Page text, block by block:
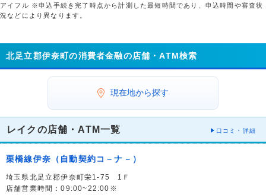
アイフル ※申込手続き完了時点から計測した最短時間であり、申込時間や審査状
況などにより異なります。
北足立郡伊奈町の消費者金融の店舗・ATM検索
現在地から探す
レイクの店舗・ATM一覧 口コミ・詳細
栗橋線伊奈（自動契約コ－ナ－）
埼玉県北足立郡伊奈町栄1-75 1Ｆ
店舗営業時間：09:00~22:00※